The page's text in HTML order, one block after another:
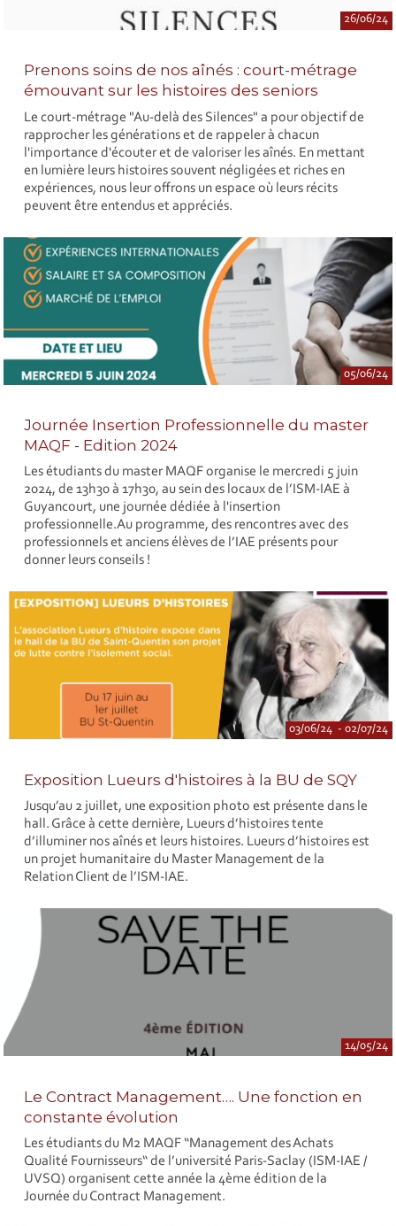
26/06/24
Prenons soins de nos aînés : court-métrage
émouvant sur les histoires des seniors
Le court-métrage "Au-delà des Silences" a pour objectif de
rapprocher les générations et de rappeler à chacun
l'importance d'écouter et de valoriser les aînés. En mettant
en lumière leurs histoires souvent négligées et riches en
expériences, nous leur offrons un espace où leurs récits
peuvent être entendus et appréciés.
05/06/24
Journée Insertion Professionnelle du master
MAQF - Edition 2024
Les étudiants du master MAQF organise le mercredi 5 juin
2024, de 13h30 à 17h30, au sein des locaux de l’ISM-IAE à
Guyancourt, une journée dédiée à l'insertion
professionnelle.Au programme, des rencontres avec des
professionnels et anciens élèves de l’IAE présents pour
donner leurs conseils !
03/06/24 - 02/07/24
Exposition Lueurs d'histoires à la BU de SQY
Jusqu’au 2 juillet, une exposition photo est présente dans le
hall. Grâce à cette dernière, Lueurs d’histoires tente
d’illuminer nos aînés et leurs histoires. Lueurs d’histoires est
un projet humanitaire du Master Management de la
Relation Client de l’ISM-IAE.
14/05/24
Le Contract Management…. Une fonction en
constante évolution
Les étudiants du M2 MAQF “Management des Achats
Qualité Fournisseurs“ de l’université Paris-Saclay (ISM-IAE /
UVSQ) organisent cette année la 4ème édition de la
Journée du Contract Management.